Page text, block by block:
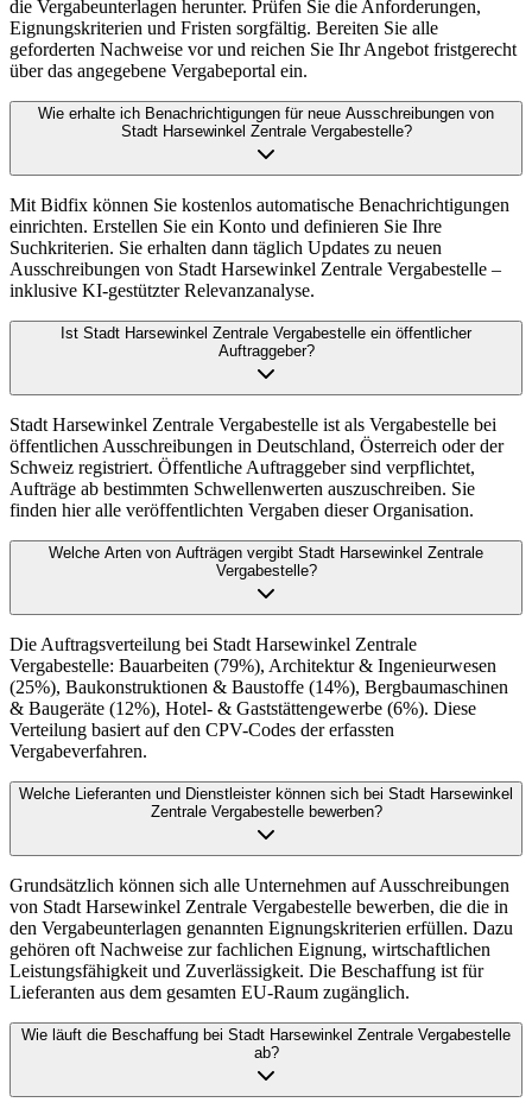
die Vergabeunterlagen herunter. Prüfen Sie die Anforderungen,
Eignungskriterien und Fristen sorgfältig. Bereiten Sie alle
geforderten Nachweise vor und reichen Sie Ihr Angebot fristgerecht
über das angegebene Vergabeportal ein.
Wie erhalte ich Benachrichtigungen für neue Ausschreibungen von
Stadt Harsewinkel Zentrale Vergabestelle?
Mit Bidfix können Sie kostenlos automatische Benachrichtigungen
einrichten. Erstellen Sie ein Konto und definieren Sie Ihre
Suchkriterien. Sie erhalten dann täglich Updates zu neuen
Ausschreibungen von Stadt Harsewinkel Zentrale Vergabestelle –
inklusive KI-gestützter Relevanzanalyse.
Ist Stadt Harsewinkel Zentrale Vergabestelle ein öffentlicher
Auftraggeber?
Stadt Harsewinkel Zentrale Vergabestelle ist als Vergabestelle bei
öffentlichen Ausschreibungen in Deutschland, Österreich oder der
Schweiz registriert. Öffentliche Auftraggeber sind verpflichtet,
Aufträge ab bestimmten Schwellenwerten auszuschreiben. Sie
finden hier alle veröffentlichten Vergaben dieser Organisation.
Welche Arten von Aufträgen vergibt Stadt Harsewinkel Zentrale
Vergabestelle?
Die Auftragsverteilung bei Stadt Harsewinkel Zentrale
Vergabestelle: Bauarbeiten (79%), Architektur & Ingenieurwesen
(25%), Baukonstruktionen & Baustoffe (14%), Bergbaumaschinen
& Baugeräte (12%), Hotel- & Gaststättengewerbe (6%). Diese
Verteilung basiert auf den CPV-Codes der erfassten
Vergabeverfahren.
Welche Lieferanten und Dienstleister können sich bei Stadt Harsewinkel
Zentrale Vergabestelle bewerben?
Grundsätzlich können sich alle Unternehmen auf Ausschreibungen
von Stadt Harsewinkel Zentrale Vergabestelle bewerben, die die in
den Vergabeunterlagen genannten Eignungskriterien erfüllen. Dazu
gehören oft Nachweise zur fachlichen Eignung, wirtschaftlichen
Leistungsfähigkeit und Zuverlässigkeit. Die Beschaffung ist für
Lieferanten aus dem gesamten EU-Raum zugänglich.
Wie läuft die Beschaffung bei Stadt Harsewinkel Zentrale Vergabestelle
ab?